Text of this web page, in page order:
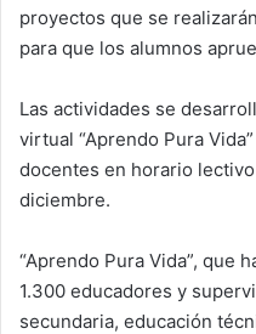
proyectos que se
para que los alumnos
Las actividades se
virtual “Aprendo Pura
docentes en horario
diciembre.
“Aprendo Pura Vida”, que
1.300 educadores y
secundaria, educación